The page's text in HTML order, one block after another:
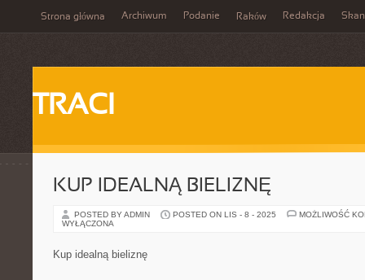
Strona główna Archiwum Podanie Raków Redakcja
TRACI
KUP IDEALNĄ BIELIZNĘ
POSTED BY ADMIN POSTED ON LIS - 8 - 2025
MOŻLIWOŚĆ
WYŁĄCZONA
Kup idealną bieliznę